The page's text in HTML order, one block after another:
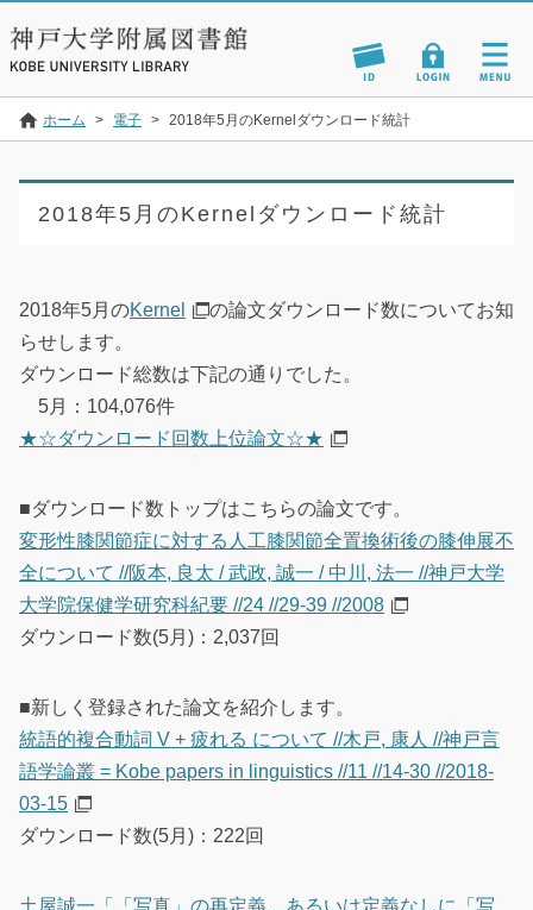
ホーム > 電子 > 2018年5月のKernelダウンロード統計
2018年5月のKernelダウンロード統計
2018年5月のKernel
の論文ダウンロード数についてお知
らせします。
ダウンロード総数は下記の通りでした。
5月：104,076件
★☆ダウンロード回数上位論文☆★
■ダウンロード数トップはこちらの論文です。
変形性膝関節症に対する人工膝関節全置換術後の膝伸展不
全について //阪本, 良太 / 武政, 誠一 / 中川, 法一 //神戸大学
大学院保健学研究科紀要 //24 //29-39 //2008
ダウンロード数(5月)：2,037回
■新しく登録された論文を紹介します。
統語的複合動詞 V + 疲れる について //木戸, 康人 //神戸言
語学論叢 = Kobe papers in linguistics //11 //14-30 //2018-
03-15
ダウンロード数(5月)：222回
土屋誠一「「写真」の再定義、あるいは定義なしに「写